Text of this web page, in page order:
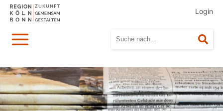
Login
Menü